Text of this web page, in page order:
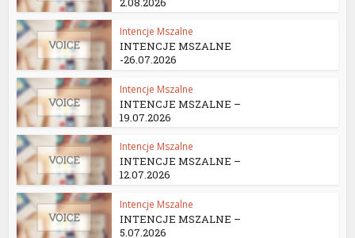
Intencje Mszalne
INTENCJE MSZALNE
-26.07.2026
Intencje Mszalne
INTENCJE MSZALNE –
19.07.2026
Intencje Mszalne
INTENCJE MSZALNE –
12.07.2026
Intencje Mszalne
INTENCJE MSZALNE –
5.07.2026